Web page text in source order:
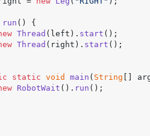
run ( ) {
Thread (left). start ();
Thread (right). start ();
static void main ( String []
RobotWait (). run ();